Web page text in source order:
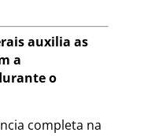
auxilia as
a
o
completa na